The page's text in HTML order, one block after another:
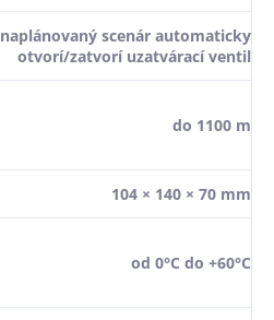
naplánovaný scenár automaticky
otvorí/zatvorí uzatvárací ventil
do 1100 m
104 × 140 × 70 mm
od 0°C do +60°C